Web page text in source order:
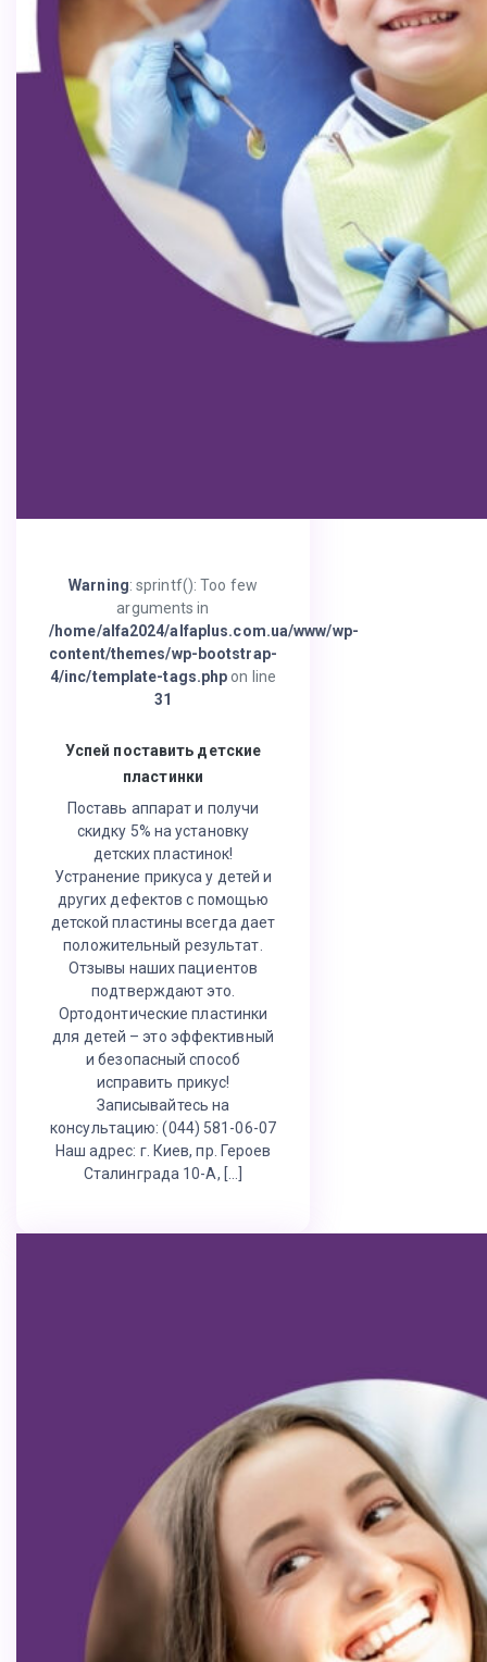
Warning: sprintf(): Too few
arguments in
/home/alfa2024/alfaplus.com.ua/www/wp-
content/themes/wp-bootstrap-
4/inc/template-tags.php on line
31
Успей поставить детские
пластинки
Поставь аппарат и получи
скидку 5% на установку
детских пластинок!
Устранение прикуса у детей и
других дефектов с помощью
детской пластины всегда дает
положительный результат.
Отзывы наших пациентов
подтверждают это.
Ортодонтические пластинки
для детей – это эффективный
и безопасный способ
исправить прикус!
Записывайтесь на
консультацию: (044) 581-06-07
Наш адрес: г. Киев, пр. Героев
Сталинграда 10-А, […]